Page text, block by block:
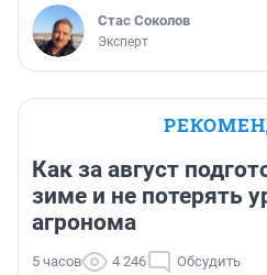
Стас Соколов
Эксперт
Как за август
зиме и не потерять
агронома
5 часов 4 246 Обсудить